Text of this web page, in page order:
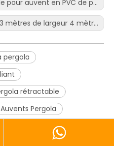
pergola de 24 x 24 pieds avec deux écrans latéraux.
d'une pergola fermant les côtés de la taille des systèmes de toit ouvrant opaques
pergola
rétractable
Auvents Pergola